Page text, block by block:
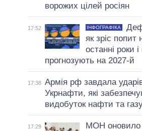
ворожих цілей росіян
17:52 ІНФОГРАФІКА
як зріс попит
останні роки
прогнозують на 2027-й
17:38 Армія рф завдала
Укрнафти, які
видобуток нафти та
17:29
МОН оновило